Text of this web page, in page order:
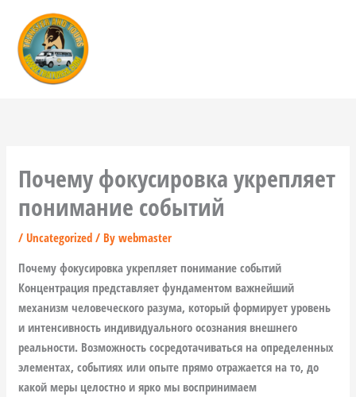
content
Почему фокусировка укрепляет
понимание событий
/ Uncategorized / Bywebmaster
Почему фокусировка укрепляет понимание событий
Концентрация представляет фундаментом важнейший
механизм человеческого разума, который формирует уровень
и интенсивность индивидуального осознания внешнего
реальности. Возможность сосредотачиваться на определенных
элементах, событиях или опыте прямо отражается на то, до
какой меры целостно и ярко мы воспринимаем